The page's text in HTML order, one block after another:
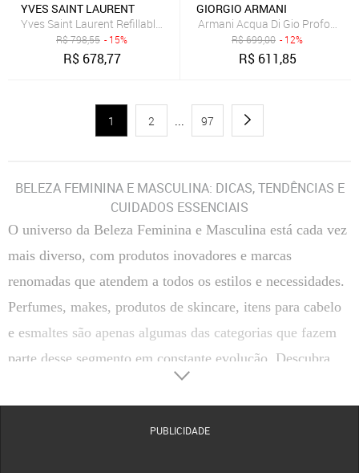
YVES SAINT LAURENT
Yves Saint Laurent Refillable MYSLF Masculino Eau de Parfum
R$798,55 - 15%
R$ 678,77
GIORGIO ARMANI
Armani Acqua Di Gio Profondo
R$699,00 - 12%
R$ 611,85
1 2 ... 97
BELEZA FEMININA E MASCULINA: DICAS, TENDÊNCIAS E
CUIDADOS ESSENCIAIS
O universo da Beleza Feminina e Masculina está cada vez
mais diverso, com produtos inovadores e marcas
renomadas que atendem a todos os estilos e necessidades.
Perfumes, makes, produtos de skincare, itens para cabelo
e esmaltes são apenas algumas das categorias que fazem
parte desse segmento em constante evolução. Descubra
como escolher, usar e aproveitar ao máximo os principais
produtos de beleza, além de conhecer marcas de destaque
PUBLICIDADE